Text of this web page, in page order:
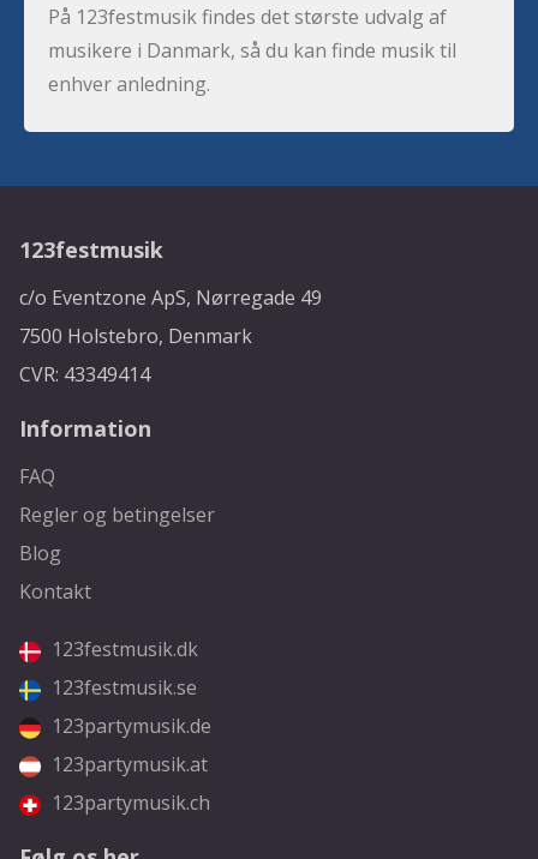
På 123festmusik findes det største udvalg af
musikere i Danmark, så du kan finde musik til
enhver anledning.
123festmusik
c/o Eventzone ApS, Nørregade 49
7500 Holstebro, Denmark
CVR: 43349414
Information
FAQ
Regler og betingelser
Blog
Kontakt
123festmusik.dk
123festmusik.se
123partymusik.de
123partymusik.at
123partymusik.ch